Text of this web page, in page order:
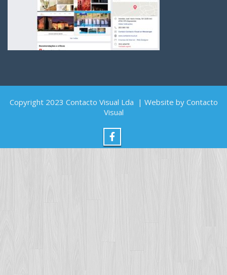
Copyright 2023 Contacto Visual Lda | Website by Contacto
Visual